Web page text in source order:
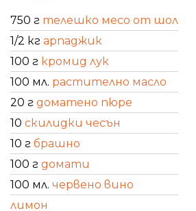
750 г телешко месо от шол
1/2 кг арпаджик
100 г кромид лук
100 мл. растително масло
20 г доматено пюре
10 скилидки чесън
10 г брашно
100 г домати
100 мл. червено вино
лимон